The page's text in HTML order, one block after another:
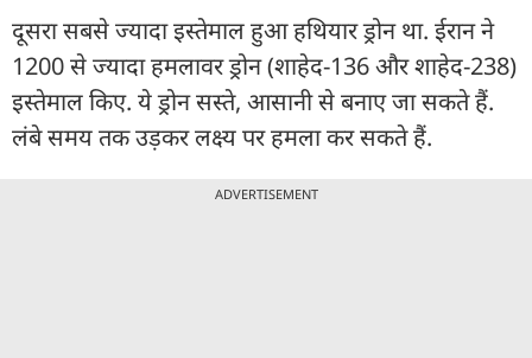
दूसरा सबसे ज्यादा इस्तेमाल हुआ हथियार ड्रोन था. ईरान ने
1200 से ज्यादा हमलावर ड्रोन (शाहेद-136 और शाहेद-238)
इस्तेमाल किए. ये ड्रोन सस्ते, आसानी से बनाए जा सकते हैं.
लंबे समय तक उड़कर लक्ष्य पर हमला कर सकते हैं.
ADVERTISEMENT